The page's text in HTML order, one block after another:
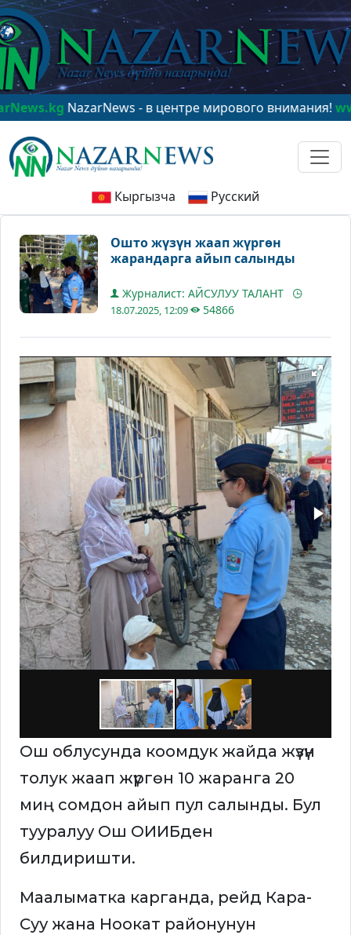
NazarNews - в центре мирового внимания!
Кыргызча Русский
Ошто жүзүн жаап жүргөн
жарандарга айып салынды
Журналист: АЙСУЛУУ ТАЛАНТ
18.07.2025, 12:09 54866
Ош облусунда коомдук жайда жүзүн
толук жаап жүргөн 10 жаранга 20
миң сомдон айып пул салынды. Бул
тууралуу Ош ОИИБден
билдиришти.
Маалыматка карганда, рейд Кара-
Суу жана Ноокат районунун